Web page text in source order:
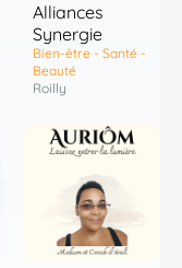
Alliances
Synergie
Bien-être - Santé -
Beauté
Roilly